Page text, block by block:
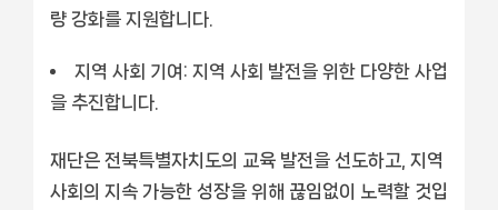
량 강화를 지원합니다.
지역 사회 기여: 지역 사회 발전을 위한 다양한 사업
을 추진합니다.
재단은 전북특별자치도의 교육 발전을 선도하고, 지역
사회의 지속 가능한 성장을 위해 끊임없이 노력할 것입